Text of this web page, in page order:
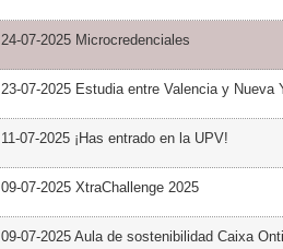
24-07-2025 Microcredenciales
23-07-2025 Estudia entre Valencia y Nueva
11-07-2025 ¡Has entrado en la UPV!
09-07-2025 XtraChallenge 2025
09-07-2025 Aula de sostenibilidad Caixa